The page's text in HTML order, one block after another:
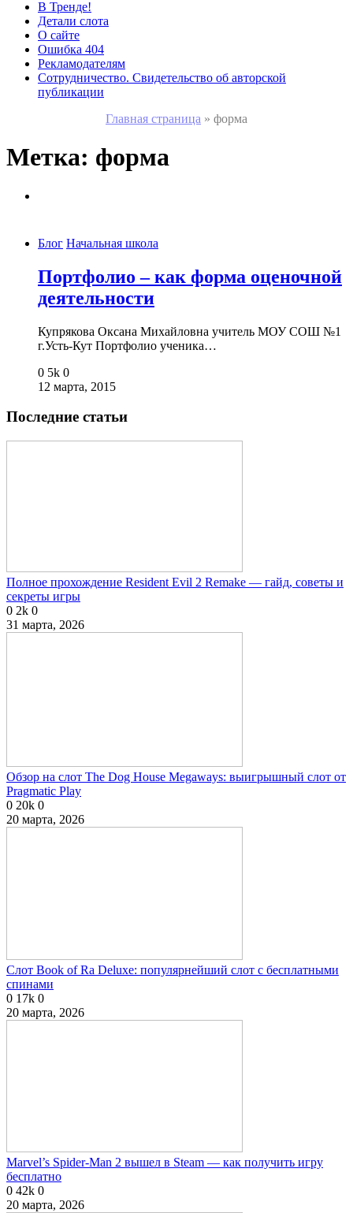
В Тренде!
Детали слота
О сайте
Ошибка 404
Рекламодателям
Сотрудничество. Свидетельство об авторской
публикации
Главная страница » форма
Метка: форма
Блог Начальная школа
Портфолио – как форма оценочной
деятельности
Купрякова Оксана Михайловна учитель МОУ СОШ №1
г.Усть-Кут Портфолио ученика…
0 5k 0
12 марта, 2015
Последние статьи
Полное прохождение Resident Evil 2 Remake — гайд, советы и
секреты игры
0 2k 0
31 марта, 2026
Обзор на слот The Dog House Megaways: выигрышный слот от
Pragmatic Play
0 20k 0
20 марта, 2026
Слот Book of Ra Deluxe: популярнейший слот с бесплатными
спинами
0 17k 0
20 марта, 2026
Marvel’s Spider-Man 2 вышел в Steam — как получить игру
бесплатно
0 42k 0
20 марта, 2026